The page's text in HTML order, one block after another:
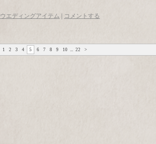
ウエディングアイテム | コメントする
1 2 3 4 5 6 7 8 9 10 ... 22 >